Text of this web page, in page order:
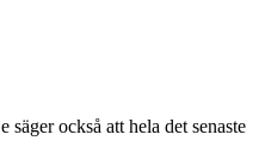
också att hela det senaste